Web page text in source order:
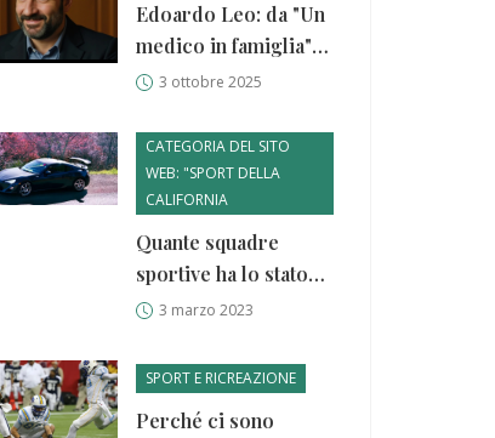
Edoardo Leo: da "Un
medico in famiglia"
alla nomination al
3 ottobre 2025
CATEGORIA DEL SITO
WEB: "SPORT DELLA
CALIFORNIA
Quante squadre
sportive ha lo stato
della California?
3 marzo 2023
SPORT E RICREAZIONE
Perché ci sono